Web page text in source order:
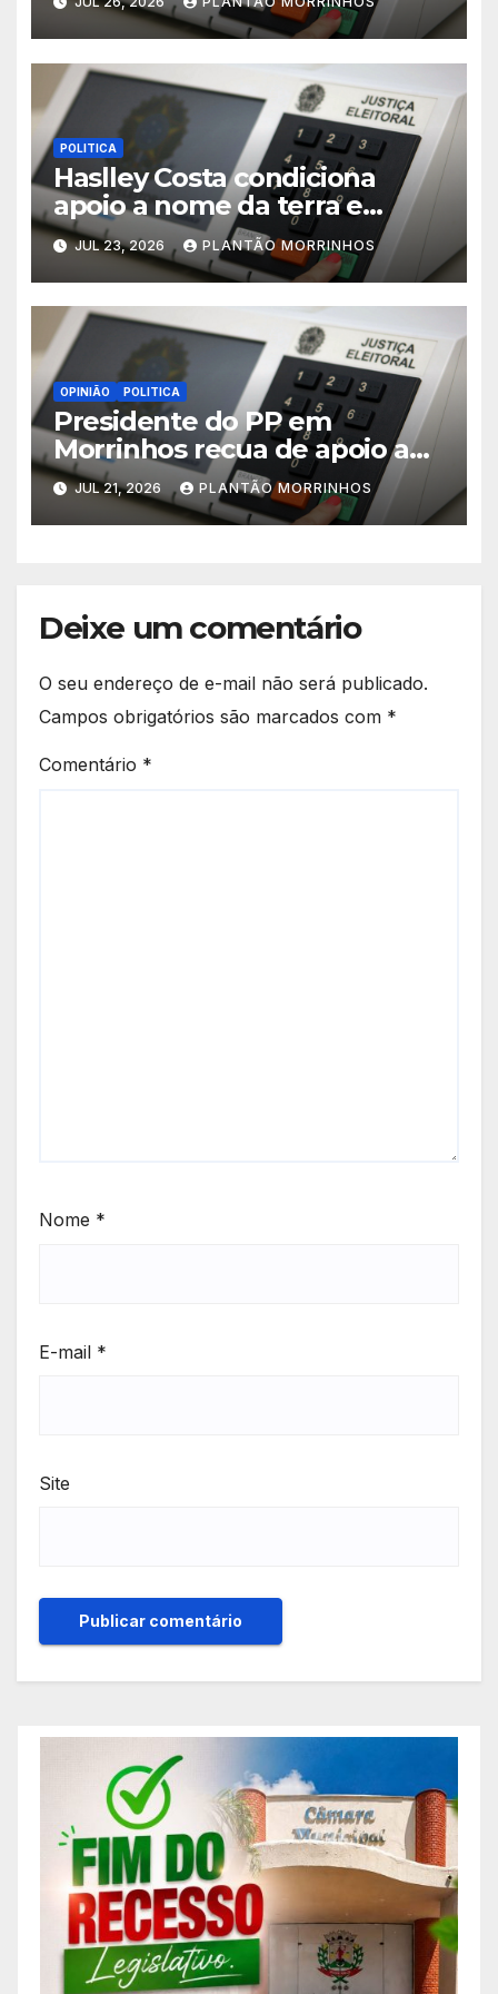
POLITICA
Haslley Costa condiciona
apoio a nome da terra e
defende candidatura única
em Morrinhos
JUL 23, 2026 PLANTÃO MORRINHOS
OPINIÃO POLITICA
Presidente do PP em
Morrinhos recua de apoio a
Magal e declara aliança com
Terezinha Amaral
JUL 21, 2026 PLANTÃO MORRINHOS
Deixe um comentário
O seu endereço de e-mail não será publicado.
Campos obrigatórios são marcados com *
Comentário *
Nome *
E-mail *
Site